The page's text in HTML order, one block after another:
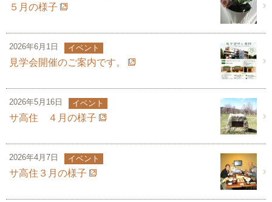
５月の様子
2026年6月1日 イベント
見学会開催のご案内です。
2026年5月16日 イベント
サ高住 ４月の様子
2026年4月7日 イベント
サ高住３月の様子